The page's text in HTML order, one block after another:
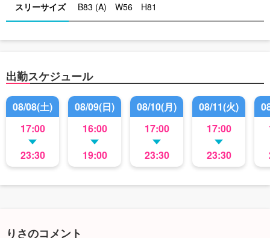
スリーサイズ B83 (A) W56 H81
出勤スケジュール
08/08(土)
17:00
23:30
08/09(日)
16:00
19:00
08/10(月)
17:00
23:30
08/11(火)
17:00
23:30
りさのコメント